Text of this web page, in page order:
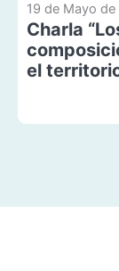
19 de Mayo
Charla
el